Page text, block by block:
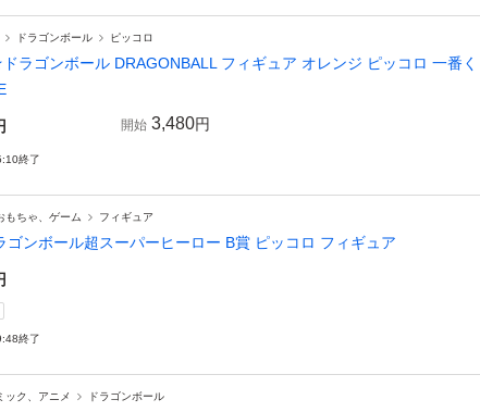
ドラゴンボール ピッコロ
ラゴンボール DRAGONBALL フィギュア オレンジ ピッコロ 一番
開始 3,480円
終了
もちゃ、ゲーム フィギュア
ゴンボール超スーパーヒーロー B賞 ピッコロ フィギュア
終了
ック、アニメ ドラゴンボール